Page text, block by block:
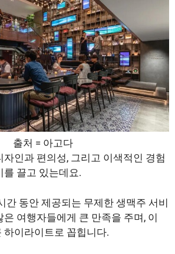
출처 = 아고다
인과 편의성, 그리고 이색적인 경험
끌고 있는데요.
간 동안 제공되는 무제한 생맥주 서비
여행자들에게 큰 만족을 주며, 이
하이라이트로 꼽힙니다.